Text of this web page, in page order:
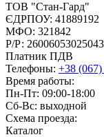
ТОВ "Стан-Гард"
ЄДРПОУ: 41889192
МФО: 321842
Р/Р: 26006053025043
Платник ПДВ
Телефоны: +38
Время работы:
Пн-Пт: 09:00-18:00
Сб-Вс: выходной
Схема проезда:
Каталог